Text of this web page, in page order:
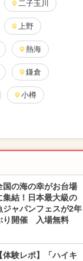
二子玉川
上野
熱海
鎌倉
小樽
国の海の幸がお台場
集結！日本最大級の
ジャパンフェスが2年
り開催 入場無料
【体験レポ】「ハイキ